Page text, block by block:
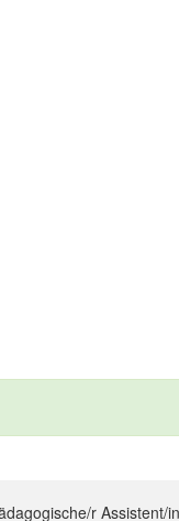
r Assistent/